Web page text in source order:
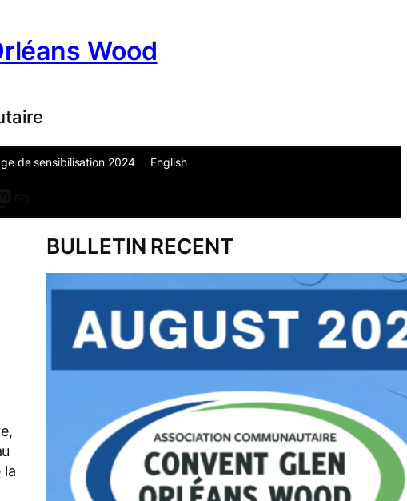
Wood
de sensibilisation 2024 English
la
BULLETIN RECENT